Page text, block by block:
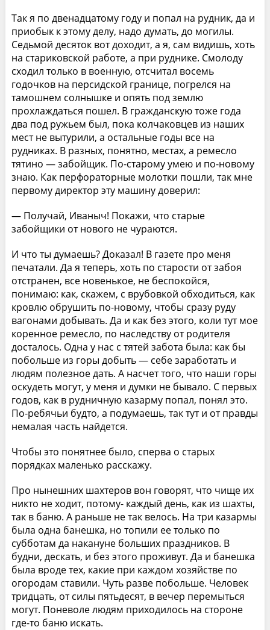
Так я по двенадцатому году и попал на рудник, да и
приобык к этому делу, надо думать, до могилы.
Седьмой десяток вот доходит, а я, сам видишь, хоть
на стариковской работе, а при руднике. Смолоду
сходил только в военную, отсчитал восемь
годочков на персидской границе, погрелся на
тамошнем солнышке и опять под землю
прохлаждаться пошел. В гражданскую тоже года
два под ружьем был, пока колчаковцев из наших
мест не вытурили, а остальные годы все на
рудниках. В разных, понятно, местах, а ремесло
тятино — забойщик. По-старому умею и по-новому
знаю. Как перфораторные молотки пошли, так мне
первому директор эту машину доверил:
— Получай, Иваныч! Покажи, что старые
забойщики от нового не чураются.
И что ты думаешь? Доказал! В газете про меня
печатали. Да я теперь, хоть по старости от забоя
отстранен, все новенькое, не беспокойся,
понимаю: как, скажем, с врубовкой обходиться, как
кровлю обрушить по-новому, чтобы сразу руду
вагонами добывать. Да и как без этого, коли тут мое
коренное ремесло, по наследству от родителя
досталось. Одна у нас с тятей забота была: как бы
побольше из горы добыть — себе заработать и
людям полезное дать. А насчет того, что наши горы
оскудеть могут, у меня и думки не бывало. С первых
годов, как в рудничную казарму попал, понял это.
По-ребячьи будто, а подумаешь, так тут и от правды
немалая часть найдется.
Чтобы это понятнее было, сперва о старых
порядках маленько расскажу.
Про нынешних шахтеров вон говорят, что чище их
никто не ходит, потому- каждый день, как из шахты,
так в баню. А раньше не так велось. На три казармы
была одна банешка, но топили ее только по
субботам да накануне больших праздников. В
будни, дескать, и без этого проживут. Да и банешка
была вроде тех, какие при каждом хозяйстве по
огородам ставили. Чуть разве побольше. Человек
тридцать, от силы пятьдесят, в вечер перемыться
могут. Поневоле людям приходилось на стороне
где-то баню искать.